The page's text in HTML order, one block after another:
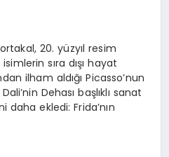
20. yüzyıl resim
sıra dışı hayat
ilham aldığı Picasso’nun
Dehası başlıklı sanat
daha ekledi: Frida’nın